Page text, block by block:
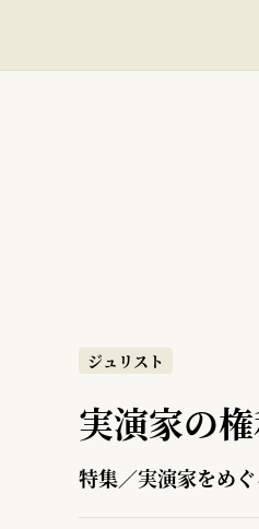
ジュリスト
実演家の
特集／実演家をめ